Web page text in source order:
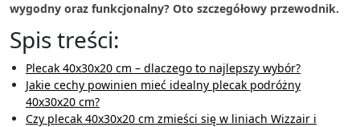
wygodny oraz funkcjonalny? Oto szczegółowy przewodnik.
Spis treści:
Plecak 40x30x20 cm – dlaczego to najlepszy wybór?
Jakie cechy powinien mieć idealny plecak podróżny
40x30x20 cm?
Czy plecak 40x30x20 cm zmieści się w liniach Wizzair i